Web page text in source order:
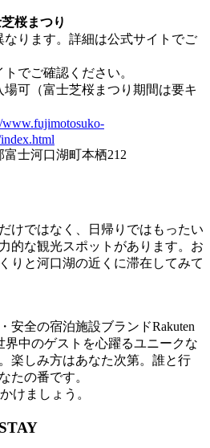
桜まつり
ります。詳細は公式サイトでご
でご確認ください。
可（富士芝桜まつり期間は要キ
www.fujimotosuko-
士河口湖町本栖212
けではなく、日帰りではもったい
的な観光スポットがあります。お
りと河口湖の近くに滞在してみて
安全の宿泊施設ブランドRakuten
界中のゲストを心躍るユニークな
楽しみ方はあなた次第。誰と行
たの番です。
けましょう。